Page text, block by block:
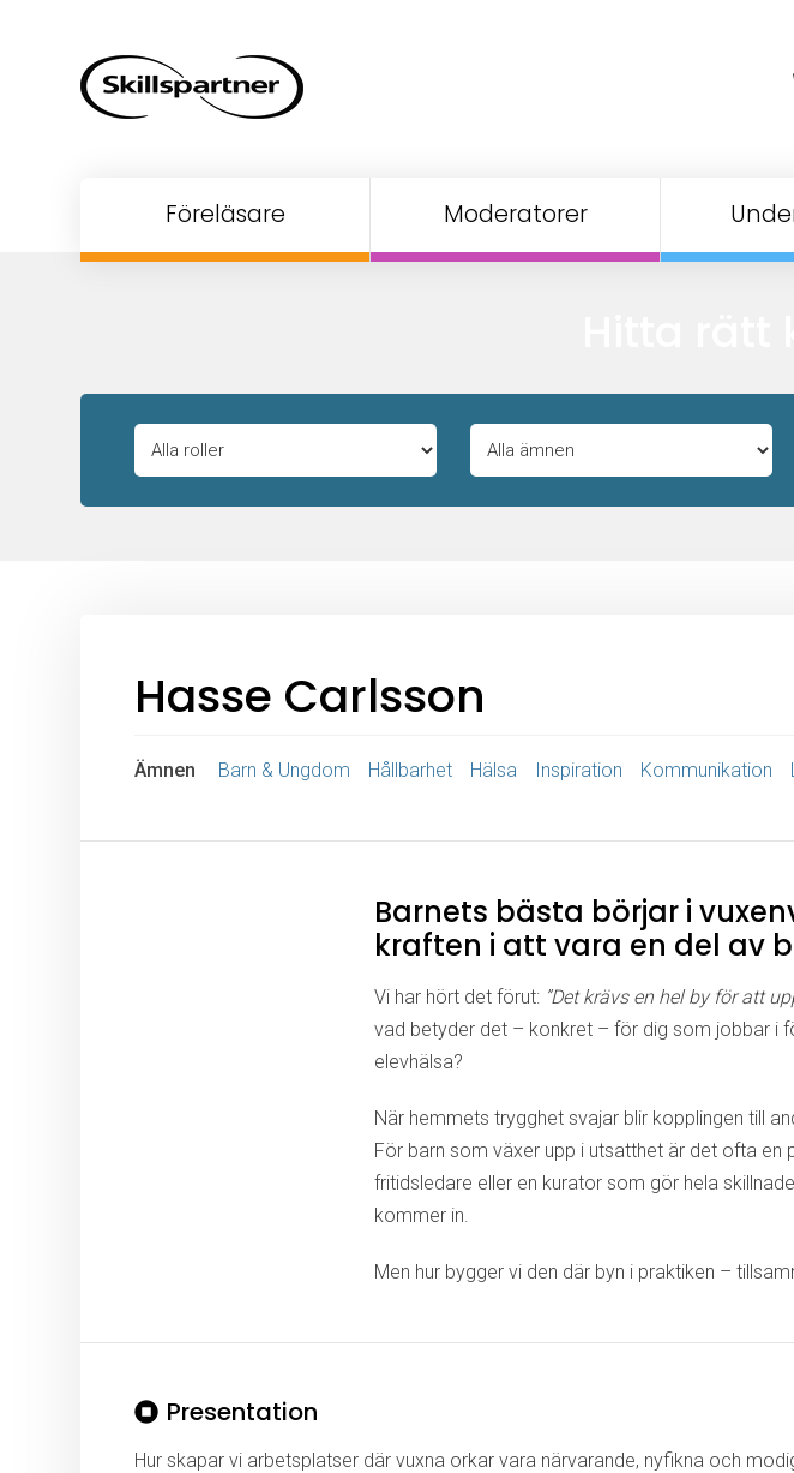
Föreläsare Moderatorer
Hasse Carlsson
Ämnen Barn & Ungdom Hållbarhet Hälsa Inspiration Kommunikation
Barnets bästa börjar i
kraften i att vara en del av
Vi har hört det förut: ”Det krävs en hel by för att
vad betyder det – konkret – för dig som jobbar i
elevhälsa?
När hemmets trygghet svajar blir kopplingen till
För barn som växer upp i utsatthet är det ofta en
fritidsledare eller en kurator som gör hela
kommer in.
Men hur bygger vi den där byn i praktiken –
Presentation
Hur skapar vi arbetsplatser där vuxna orkar vara närvarande, nyfikna och